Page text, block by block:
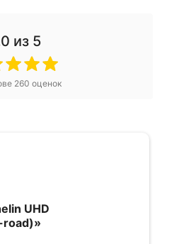
из 5
260 оценок
UHD
road)»